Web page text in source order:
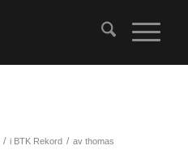
/ i BTK Rekord / av thomas